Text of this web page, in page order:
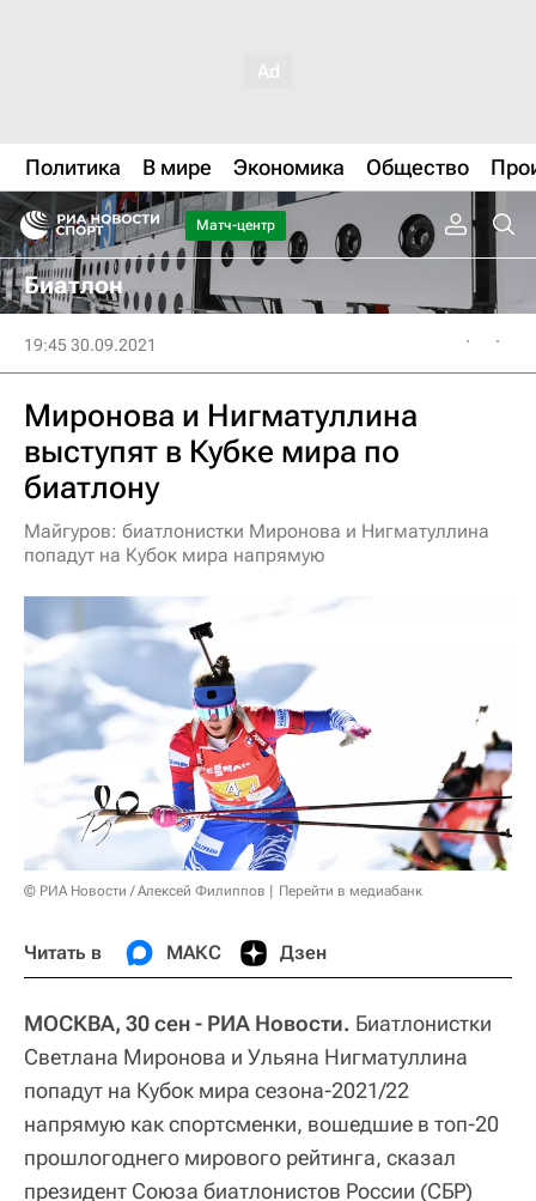
Политика В мире Экономика Общество
Матч-центр
Биатлон
19:45 30.09.2021
Миронова и Нигматуллина
выступят в Кубке мира по
биатлону
Майгуров: биатлонистки Миронова и Нигматуллина
попадут на Кубок мира напрямую
© РИА Новости / Алексей Филиппов Перейти в медиабанк
Читать в МАКС Дзен
МОСКВА, 30 сен - РИА Новости. Биатлонистки
Светлана Миронова и Ульяна Нигматуллина
попадут на Кубок мира сезона-2021/22
напрямую как спортсменки, вошедшие в топ-20
прошлогоднего мирового рейтинга, сказал
президент Союза биатлонистов России (СБР)